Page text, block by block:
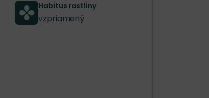
Habitus rastliny
vzpriamený